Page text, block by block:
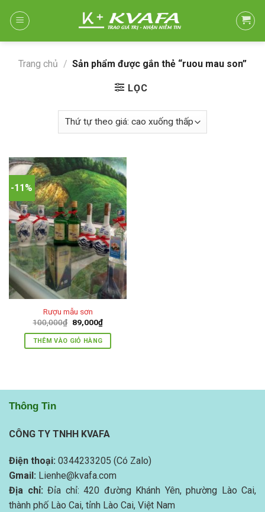
Trang chủ / Sản phẩm được gắn thẻ “ruou mau son”
LỌC
-11%
Rượu mẫu sơn
100,000₫ Giá
gốc
là:
100,000₫.
89,000₫Giá
hiện
tại
là:
THÊM VÀO GIỎ HÀNG
Thông Tin
CÔNG TY TNHH KVAFA
Điện thoại: 0344233205 (Có Zalo)
Gmail: Lienhe@kvafa.com
Địa chỉ: Đỉa chỉ: 420 đường Khánh Yên, phường Lào Cai,
thành phố Lào Cai, tỉnh Lào Cai, Việt Nam